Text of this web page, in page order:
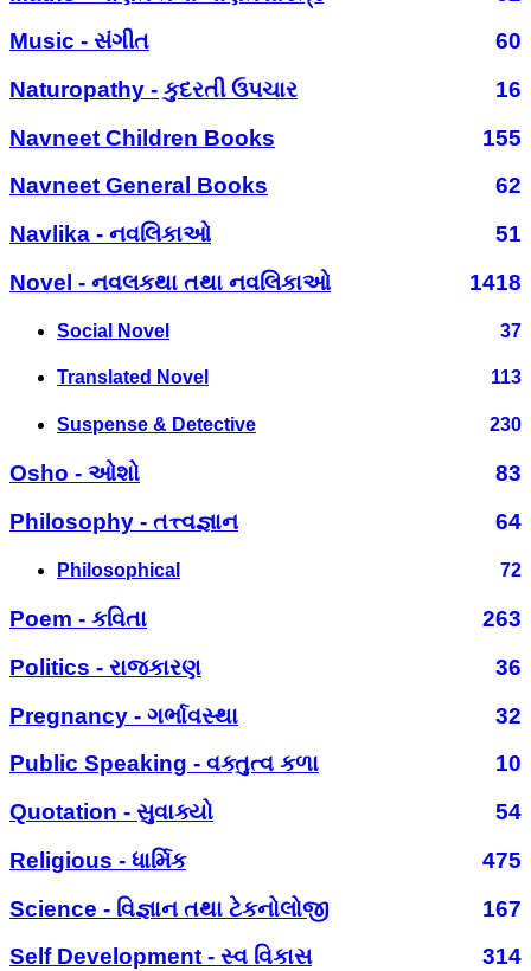
Music - સંગીત
60
Naturopathy - કુદરતી ઉપચાર
16
Navneet Children Books
155
Navneet General Books
62
Navlika - નવલિકાઓ
51
Novel - નવલકથા તથા નવલિકાઓ
1418
Social Novel 37
Translated Novel 113
Suspense & Detective 230
Osho - ઓશો
83
Philosophy - તત્ત્વજ્ઞાન
64
Philosophical 72
Poem - કવિતા
263
Politics - રાજકારણ
36
Pregnancy - ગર્ભાવસ્થા
32
Public Speaking - વક્તુત્વ કળા
10
Quotation - સુવાક્યો
54
Religious - ધાર્મિક
475
Science - વિજ્ઞાન તથા ટેકનોલોજી
167
Self Development - સ્વ વિકાસ
314